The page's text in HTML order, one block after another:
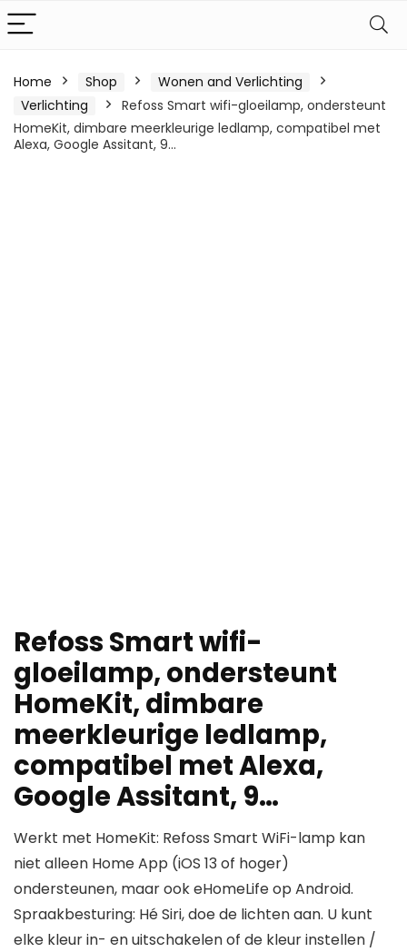
Home Shop
Wonen and Verlichting
Verlichting
Refoss Smart wifi-gloeilamp, ondersteunt
HomeKit, dimbare meerkleurige ledlamp, compatibel met
Alexa, Google Assitant, 9…
Refoss Smart wifi-
gloeilamp, ondersteunt
HomeKit, dimbare
meerkleurige ledlamp,
compatibel met Alexa,
Google Assitant, 9…
Werkt met HomeKit: Refoss Smart WiFi-lamp kan
niet alleen Home App (iOS 13 of hoger)
ondersteunen, maar ook eHomeLife op Android.
Spraakbesturing: Hé Siri, doe de lichten aan. U kunt
elke kleur in- en uitschakelen of de kleur instellen /